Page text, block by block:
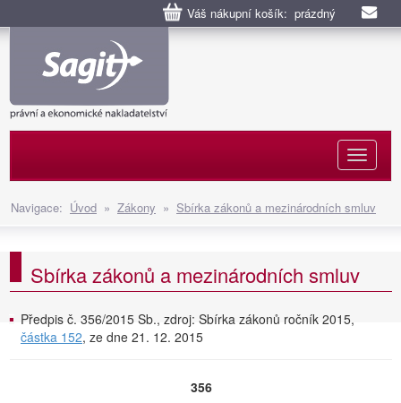
Váš nákupní košík: prázdný
Navigace: Úvod » Zákony » Sbírka zákonů a mezinárodních smluv
Sbírka zákonů a mezinárodních smluv
Předpis č. 356/2015 Sb., zdroj: Sbírka zákonů ročník 2015,
částka 152, ze dne 21. 12. 2015
356